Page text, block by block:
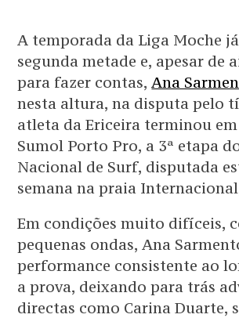
A temporada da Liga Moche
segunda metade e, apesar de
para fazer contas,Ana
nesta altura, na disputa pelo
atleta da Ericeira terminou
Sumol Porto Pro, a 3ª etapa
Nacional de Surf, disputada
semana na praia
Em condições muito difíceis,
pequenas ondas, Ana
performance consistente ao
a prova, deixando para trás
directas como Carina Duarte,